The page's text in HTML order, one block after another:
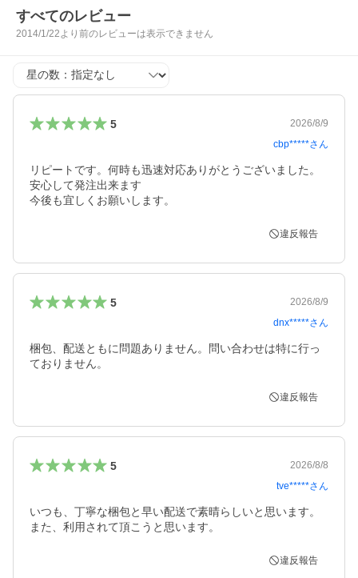
すべてのレビュー
2014/1/22より前のレビューは表示できません
星の数
5
2026/8/9
cbp*****さん
リピートです。何時も迅速対応ありがとうございました。
安心して発注出来ます
違反報告
5
2026/8/9
dnx*****さん
梱包、配送ともに問題ありません。問い合わせは特に行っ
ておりません。
違反報告
5
2026/8/8
tve*****さん
いつも、丁寧な梱包と早い配送で素晴らしいと思います。
また、利用されて頂こうと思います。
違反報告